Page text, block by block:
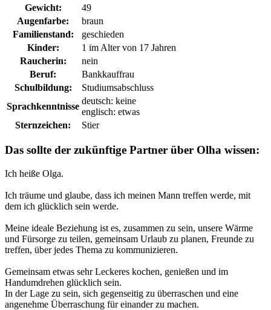
Gewicht:
49
Augenfarbe:
braun
Familienstand:
geschieden
Kinder:
1 im Alter von 17 Jahren
Raucherin:
nein
Beruf:
Bankkauffrau
Schulbildung:
Studiumsabschluss
Sprachkenntnisse
deutsch: keine
englisch: etwas
Sternzeichen:
Stier
Das sollte der zukünftige Partner über Olha wissen:
Ich heiße Olga.
Ich träume und glaube, dass ich meinen Mann treffen werde, mit
dem ich glücklich sein werde.
Meine ideale Beziehung ist es, zusammen zu sein, unsere Wärme
und Fürsorge zu teilen, gemeinsam Urlaub zu planen, Freunde zu
treffen, über jedes Thema zu kommunizieren.
Gemeinsam etwas sehr Leckeres kochen, genießen und im
Handumdrehen glücklich sein.
In der Lage zu sein, sich gegenseitig zu überraschen und eine
angenehme Überraschung für einander zu machen.